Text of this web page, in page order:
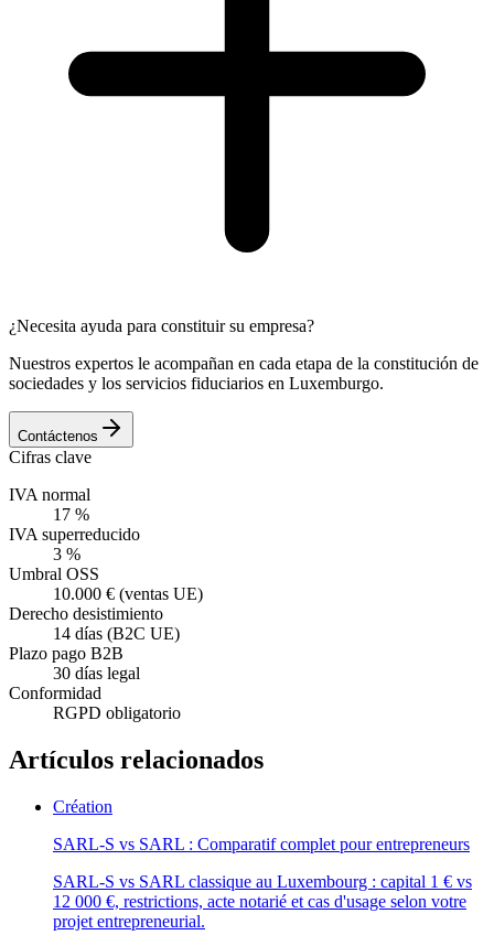
¿Necesita ayuda para constituir su empresa?
Nuestros expertos le acompañan en cada etapa de la constitución de
sociedades y los servicios fiduciarios en Luxemburgo.
Contáctenos
Cifras clave
IVA normal
17 %
IVA superreducido
3 %
Umbral OSS
10.000 € (ventas UE)
Derecho desistimiento
14 días (B2C UE)
Plazo pago B2B
30 días legal
Conformidad
RGPD obligatorio
Artículos relacionados
Création
SARL-S vs SARL : Comparatif complet pour entrepreneurs
SARL-S vs SARL classique au Luxembourg : capital 1 € vs
12 000 €, restrictions, acte notarié et cas d'usage selon votre
projet entrepreneurial.